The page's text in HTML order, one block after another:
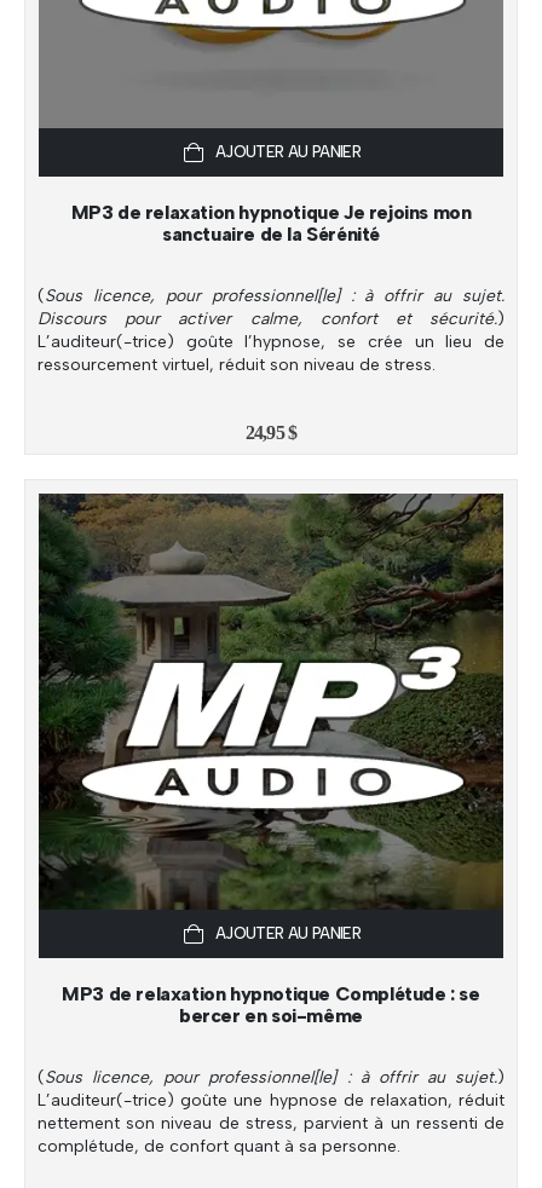
AJOUTER AU PANIER
MP3 de relaxation hypnotique Je rejoins mon
sanctuaire de la Sérénité
(Sous licence, pour professionnel[le] : à offrir au sujet.
Discours pour activer calme, confort et sécurité.)
L’auditeur(-trice) goûte l’hypnose, se crée un lieu de
ressourcement virtuel, réduit son niveau de stress.
24,95$
AJOUTER AU PANIER
MP3 de relaxation hypnotique Complétude : se
bercer en soi-même
(Sous licence, pour professionnel[le] : à offrir au sujet.)
L’auditeur(-trice) goûte une hypnose de relaxation, réduit
nettement son niveau de stress, parvient à un ressenti de
complétude, de confort quant à sa personne.